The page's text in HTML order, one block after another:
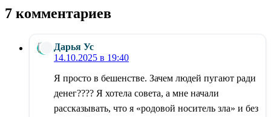
7 комментариев
Дарья Ус
14.10.2025 в 19:40
Я просто в бешенстве. Зачем людей пугают ради
денег???? Я хотела совета, а мне начали
рассказывать, что я «родовой носитель зла» и без